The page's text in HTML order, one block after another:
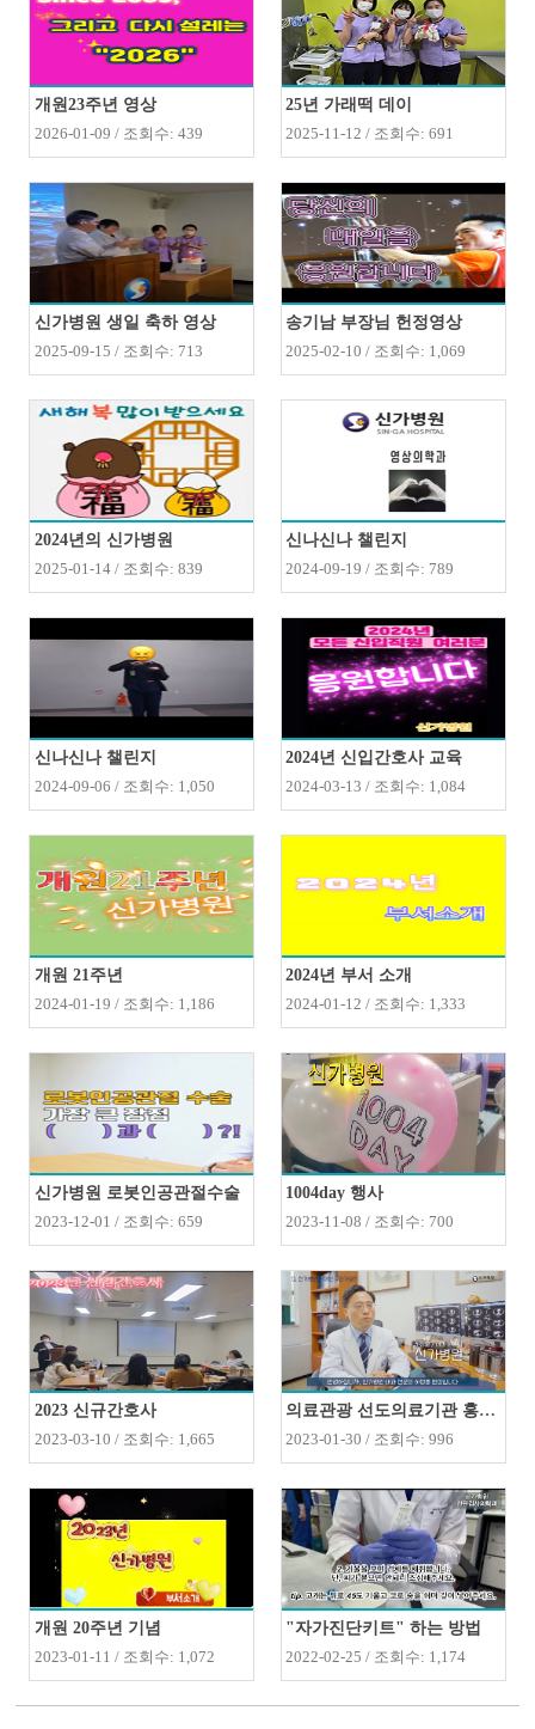
개원23주년 영상
2026-01-09 / 조회수: 439
25년 가래떡 데이
2025-11-12 / 조회수: 691
신가병원 생일 축하 영상
2025-09-15 / 조회수: 713
송기남 부장님 헌정영상
2025-02-10 / 조회수: 1,069
2024년의 신가병원
2025-01-14 / 조회수: 839
신나신나 챌린지
2024-09-19 / 조회수: 789
신나신나 챌린지
2024-09-06 / 조회수: 1,050
2024년 신입간호사 교육
2024-03-13 / 조회수: 1,084
개원 21주년
2024-01-19 / 조회수: 1,186
2024년 부서 소개
2024-01-12 / 조회수: 1,333
신가병원 로봇인공관절수술
2023-12-01 / 조회수: 659
1004day 행사
2023-11-08 / 조회수: 700
2023 신규간호사
2023-03-10 / 조회수: 1,665
의료관광 선도의료기관 홍보영..
2023-01-30 / 조회수: 996
개원 20주년 기념
2023-01-11 / 조회수: 1,072
"자가진단키트" 하는 방법
2022-02-25 / 조회수: 1,174